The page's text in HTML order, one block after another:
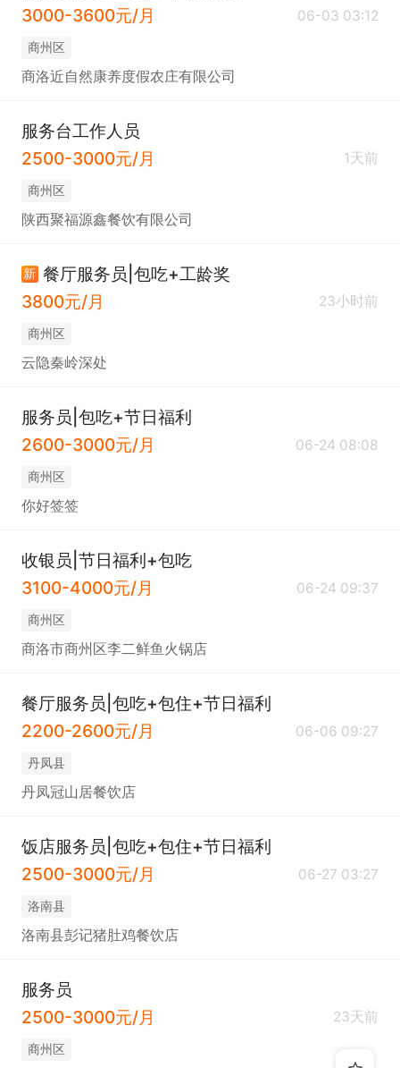
3000-3600元/月
06-03 03:12
商州区
商洛近自然康养度假农庄有限公司
服务台工作人员
2500-3000元/月
1天前
商州区
陕西聚福源鑫餐饮有限公司
新 餐厅服务员|包吃+工龄奖
3800元/月
23小时前
商州区
云隐秦岭深处
服务员|包吃+节日福利
2600-3000元/月
06-24 08:08
商州区
你好签签
收银员|节日福利+包吃
3100-4000元/月
06-24 09:37
商州区
商洛市商州区李二鲜鱼火锅店
餐厅服务员|包吃+包住+节日福利
2200-2600元/月
06-06 09:27
丹凤县
丹凤冠山居餐饮店
饭店服务员|包吃+包住+节日福利
2500-3000元/月
06-27 03:27
洛南县
洛南县彭记猪肚鸡餐饮店
服务员
2500-3000元/月
23天前
商州区